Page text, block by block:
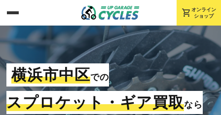
shopping_cart オンライン
ショップ
横浜市中区での
スプロケット・ギア買取なら